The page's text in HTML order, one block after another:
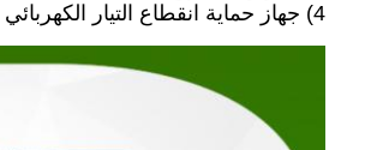
4) جهاز حماية انقطاع التيار الكهربائي لاضطراب الإخراج.